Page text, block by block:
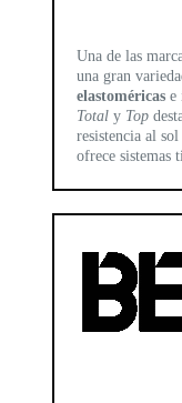
Una de las
una gran
elastoméricase
Totaly Top
resistencia al
ofrece sistemas